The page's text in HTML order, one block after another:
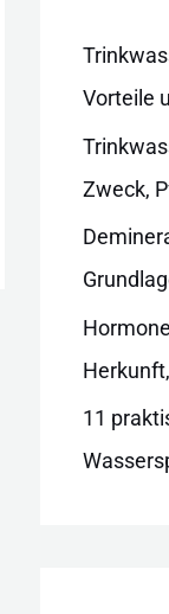
Vorteile
Zweck,
11
e
n